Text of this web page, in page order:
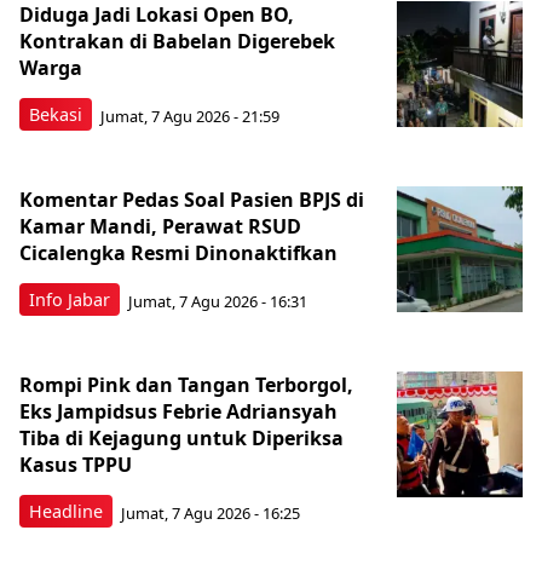
Bekasi
Diduga Jadi Lokasi Open BO,
Kontrakan di Babelan Digerebek
Warga
Jumat, 7 Agu 2026 - 21:59
Info Jabar
Komentar Pedas Soal Pasien BPJS di
Kamar Mandi, Perawat RSUD
Cicalengka Resmi Dinonaktifkan
Jumat, 7 Agu 2026 - 16:31
Headline
Rompi Pink dan Tangan Terborgol,
Eks Jampidsus Febrie Adriansyah
Tiba di Kejagung untuk Diperiksa
Kasus TPPU
Jumat, 7 Agu 2026 - 16:25